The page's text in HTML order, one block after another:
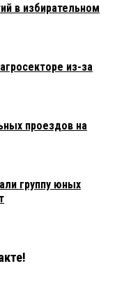
в избирательном
из-за
проездов на
группу юных